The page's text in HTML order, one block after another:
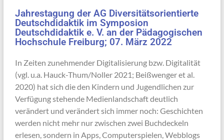
Jahrestagung der AG Diversitätsorientierte
Deutschdidaktik im Symposion
Deutschdidaktik e. V. an der Pädagogischen
Hochschule Freiburg; 07. März 2022
In Zeiten zunehmender Digitalisierung bzw. Digitalität
(vgl. u.a. Hauck-Thum/Noller 2021; Beißwenger et al.
2020) hat sich die den Kindern und Jugendlichen zur
Verfügung stehende Medienlandschaft deutlich
verändert und verändert sich immer noch: Geschichten
werden nicht mehr nur zwischen zwei Buchdeckeln
erlesen, sondern in Apps, Computerspielen, Webblogs